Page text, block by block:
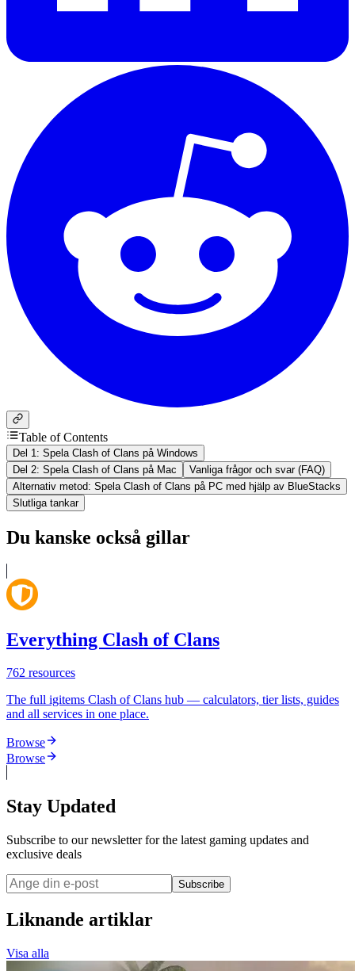
Table of Contents
Del 1: Spela Clash of Clans på Windows
Del 2: Spela Clash of Clans på Mac
Vanliga frågor och svar (FAQ)
Alternativ metod: Spela Clash of Clans på PC med hjälp av BlueStacks
Slutliga tankar
Du kanske också gillar
Everything Clash of Clans
762 resources
The full igitems Clash of Clans hub — calculators, tier lists, guides
and all services in one place.
Browse
Browse
Stay Updated
Subscribe to our newsletter for the latest gaming updates and
exclusive deals
Subscribe
Liknande artiklar
Visa alla